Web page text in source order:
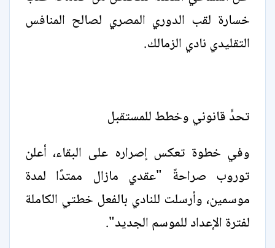
خسارة لقب الدوري المصري لصالح المنافس
التقليدي نادي الزمالك.
تحدٍّ قانوني وخطط للمستقبل
وفي خطوة تعكس إصراره على البقاء، أعلن
توروب صراحةً "عقدي مازال ممتدًا لمدة
موسمين، وأرسلت للنادي بالفعل خطتي الكاملة
لفترة الإعداد للموسم الجديد".